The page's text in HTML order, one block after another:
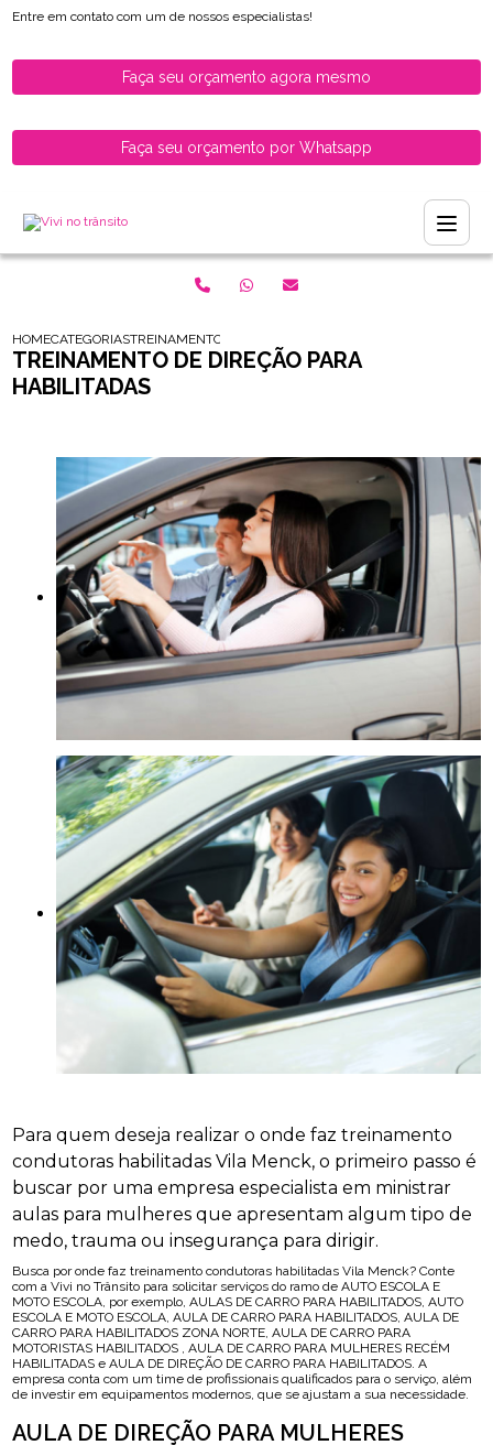
Entre em contato com um de nossos especialistas!
Faça seu orçamento agora mesmo
Faça seu orçamento por Whatsapp
HOMECATEGORIASTREINAMENTO DE DIRECAO PARA HABILITADAS
TREINAMENTO DE DIREÇÃO PARA
HABILITADAS
Para quem deseja realizar o onde faz treinamento
condutoras habilitadas Vila Menck, o primeiro passo é
buscar por uma empresa especialista em ministrar
aulas para mulheres que apresentam algum tipo de
medo, trauma ou insegurança para dirigir.
Busca por onde faz treinamento condutoras habilitadas Vila Menck? Conte
com a Vivi no Trânsito para solicitar serviços do ramo de AUTO ESCOLA E
MOTO ESCOLA, por exemplo, AULAS DE CARRO PARA HABILITADOS, AUTO
ESCOLA E MOTO ESCOLA, AULA DE CARRO PARA HABILITADOS, AULA DE
CARRO PARA HABILITADOS ZONA NORTE, AULA DE CARRO PARA
MOTORISTAS HABILITADOS , AULA DE CARRO PARA MULHERES RECÉM
HABILITADAS e AULA DE DIREÇÃO DE CARRO PARA HABILITADOS. A
empresa conta com um time de profissionais qualificados para o serviço, além
de investir em equipamentos modernos, que se ajustam a sua necessidade.
AULA DE DIREÇÃO PARA MULHERES